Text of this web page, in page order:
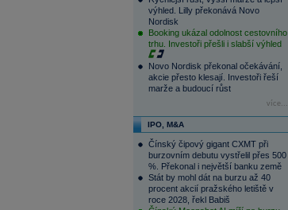
výhled. Lilly překonává Novo
Nordisk
Booking ukázal odolnost cestovního
trhu. Investoři přešli i slabší výhled
Novo Nordisk překonal očekávání,
akcie přesto klesají. Investoři řeší
marže a budoucí růst
více...
IPO, M&A
Čínský čipový gigant CXMT při
burzovním debutu vystřelil přes 500
%. Překonal i největší banku země
Stát by mohl dát na burzu až 40
procent akcií pražského letiště v
roce 2028, řekl Babiš